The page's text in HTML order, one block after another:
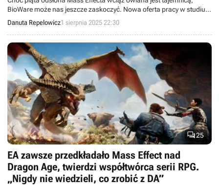
BioWare może nas jeszcze zaskoczyć. Nowa oferta pracy w studiu
sugeruje, że trwają prace nad więcej niż jednym tytułem osadzonym
w tym uniwersum.
Danuta Repelowicz1 sierpnia 2025 22:30
25
EA zawsze przedkładało Mass Effect nad
Dragon Age, twierdzi współtwórca serii RPG.
„Nigdy nie wiedzieli, co zrobić z DA”